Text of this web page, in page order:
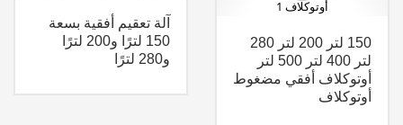
150 لتر 200 لتر 280
لتر 400 لتر 500 لتر
أوتوكلاف أفقي مضغوط
أوتوكلاف
آلة تعقيم أفقية بسعة
150 لترًا و200 لترًا
و280 لترًا